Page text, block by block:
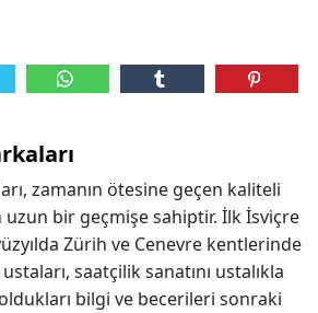
zamanın ötesine geçen kaliteli
bir geçmişe sahiptir. İlk İsviçre
Zürih ve Cenevre kentlerinde
saatçilik sanatını ustalıkla
bilgi ve becerileri sonraki